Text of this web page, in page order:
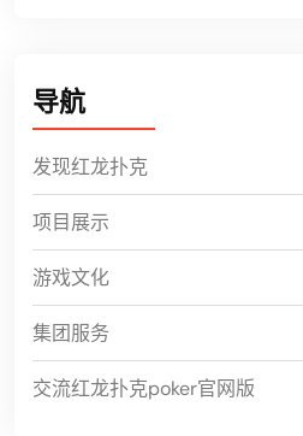
导航
发现红龙扑克
项目展示
游戏文化
集团服务
交流红龙扑克poker官网版